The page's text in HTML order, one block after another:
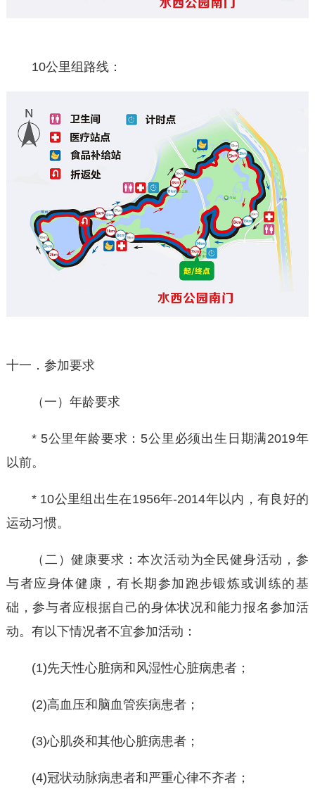
10公里组路线：
十一．参加要求
（一）年龄要求
* 5公里年龄要求：5公里必须出生日期满2019年
以前。
* 10公里组出生在1956年-2014年以内，有良好的
运动习惯。
（二）健康要求：本次活动为全民健身活动，参
与者应身体健康，有长期参加跑步锻炼或训练的基
础，参与者应根据自己的身体状况和能力报名参加活
动。有以下情况者不宜参加活动：
(1)先天性心脏病和风湿性心脏病患者；
(2)高血压和脑血管疾病患者；
(3)心肌炎和其他心脏病患者；
(4)冠状动脉病患者和严重心律不齐者；